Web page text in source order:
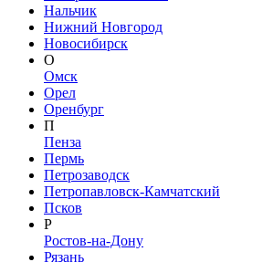
Нальчик
Нижний Новгород
Новосибирск
О
Омск
Орел
Оренбург
П
Пенза
Пермь
Петрозаводск
Петропавловск-Камчатский
Псков
Р
Ростов-на-Дону
Рязань